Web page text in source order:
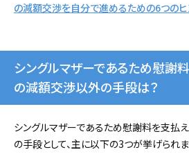
の減額交渉を自分で進めるための6つのヒ
シングルマザーであるため慰謝
の減額交渉以外の手段は？
シングルマザーであるため慰謝料を支払
の手段として、主に以下の3つが挙げられま